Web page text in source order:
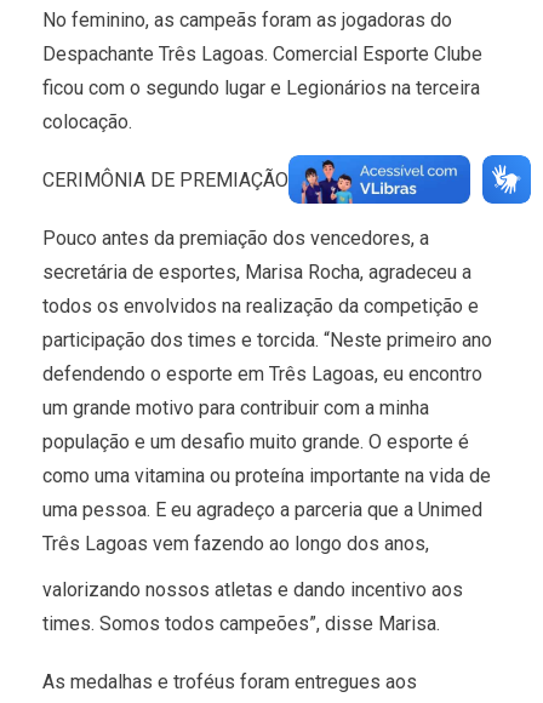
No feminino, as campeãs foram as jogadoras do
Despachante Três Lagoas. Comercial Esporte Clube
ficou com o segundo lugar e Legionários na terceira
colocação.
CERIMÔNIA DE PREMIAÇÃO
Pouco antes da premiação dos vencedores, a
secretária de esportes, Marisa Rocha, agradeceu a
todos os envolvidos na realização da competição e
participação dos times e torcida. “Neste primeiro ano
defendendo o esporte em Três Lagoas, eu encontro
um grande motivo para contribuir com a minha
população e um desafio muito grande. O esporte é
como uma vitamina ou proteína importante na vida de
uma pessoa. E eu agradeço a parceria que a Unimed
Três Lagoas vem fazendo ao longo dos anos,
valorizando nossos atletas e dando incentivo aos
times. Somos todos campeões”, disse Marisa.
As medalhas e troféus foram entregues aos